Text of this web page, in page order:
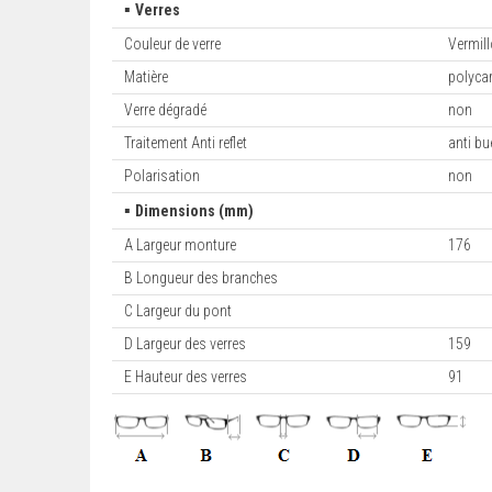
▪Verres
Couleur de verre
Matière
Verre dégradé
non
Traitement Anti reflet
anti
Polarisation
non
▪ Dimensions (mm)
A Largeur monture
176
B Longueur des branches
C Largeur du pont
D Largeur des verres
159
E Hauteur des verres
91